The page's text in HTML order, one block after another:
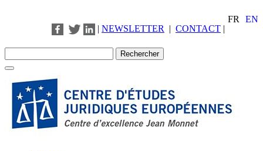
FR
EN
| NEWSLETTER | CONTACT |